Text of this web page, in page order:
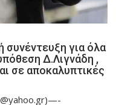
συνέντευξη για όλα
Δ.Λιγνάδη ,
σε αποκαλυπτικές